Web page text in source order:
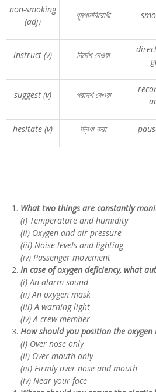
non-smoking
(adj)
ধূমপানবিরোধী
instruct (v) নির্দেশ দেওয়া
suggest (v) পরামর্শ দেওয়া
hesitate (v) দ্বিধা করা
What two things are constantly
(i) Temperature and humidity
(ii) Oxygen and air pressure
(iii) Noise levels and lighting
(iv) Passenger movement
In case of oxygen deficiency, what
(i) An alarm sound
(ii) An oxygen mask
(iii) A warning light
(iv) A crew member
How should you position the oxygen
(i) Over nose only
(ii) Over mouth only
(iii) Firmly over nose and mouth
(iv) Near your face